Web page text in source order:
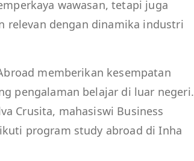
wawasan, tetapi juga
relevan dengan dinamika industri
memberikan kesempatan
pengalaman belajar di luar negeri.
Crusita, mahasiswi Business
program study abroad di Inha